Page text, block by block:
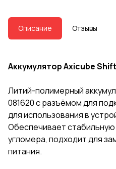
Описание Отзывы
Аккумулятор Axicube
Литий-полимерный
081620 с разъёмом для
для использования в
Обеспечивает
угломера, подходит для
питания.